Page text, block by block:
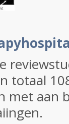
totaal
met aan